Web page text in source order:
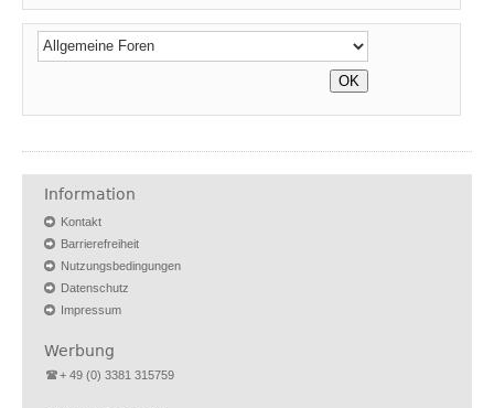
Information
Kontakt
Barrierefreiheit
Nutzungsbedingungen
Datenschutz
Impressum
Werbung
+ 49 (0) 3381 315759